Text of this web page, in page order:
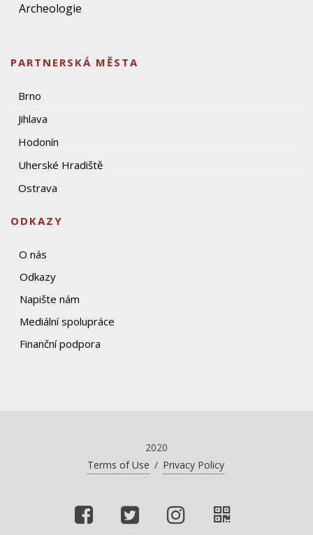
Archeologie
PARTNERSKÁ MĚSTA
Brno
Jihlava
Hodonín
Uherské Hradiště
Ostrava
ODKAZY
O nás
Odkazy
Napište nám
Mediální spolupráce
Finanční podpora
2020
Terms of Use / Privacy Policy